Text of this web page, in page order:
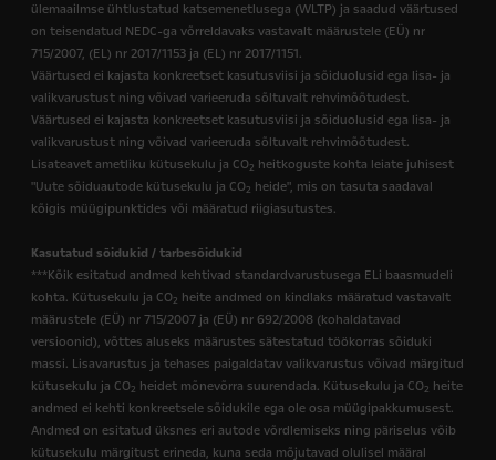
ülemaailmse ühtlustatud katsemenetlusega (WLTP) ja saadud väärtused
on teisendatud NEDC-ga võrreldavaks vastavalt määrustele (EÜ) nr
715/2007, (EL) nr 2017/1153 ja (EL) nr 2017/1151.
Väärtused ei kajasta konkreetset kasutusviisi ja sõiduolusid ega lisa- ja
valikvarustust ning võivad varieeruda sõltuvalt rehvimõõtudest.
Väärtused ei kajasta konkreetset kasutusviisi ja sõiduolusid ega lisa- ja
valikvarustust ning võivad varieeruda sõltuvalt rehvimõõtudest.
Lisateavet ametliku kütusekulu ja CO2 heitkoguste kohta leiate juhisest
"Uute sõiduautode kütusekulu ja CO2 heide", mis on tasuta saadaval
kõigis müügipunktides või määratud riigiasutustes.
Kasutatud sõidukid / tarbesõidukid
***Kõik esitatud andmed kehtivad standardvarustusega ELi baasmudeli
kohta. Kütusekulu ja CO2 heite andmed on kindlaks määratud vastavalt
määrustele (EÜ) nr 715/2007 ja (EÜ) nr 692/2008 (kohaldatavad
versioonid), võttes aluseks määrustes sätestatud töökorras sõiduki
massi. Lisavarustus ja tehases paigaldatav valikvarustus võivad märgitud
kütusekulu ja CO2 heidet mõnevõrra suurendada. Kütusekulu ja CO2 heite
andmed ei kehti konkreetsele sõidukile ega ole osa müügipakkumusest.
Andmed on esitatud üksnes eri autode võrdlemiseks ning päriselus võib
kütusekulu märgitust erineda, kuna seda mõjutavad olulisel määral